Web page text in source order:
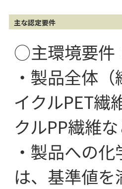
主な認定要件
○主環境要件
・製品全体
イクルPET繊
クルPP繊維
・製品への
は、基準値